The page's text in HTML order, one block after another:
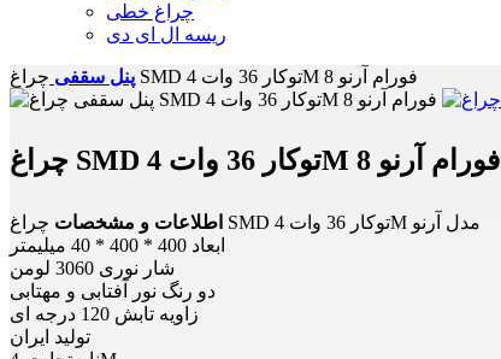
چراغ خطی
ریسه ال ای دی
پنل سقفی چراغ SMD توکار 36 وات 4M فورام آرنو 8
چراغ SMD توکار 36 وات 4M فورام آرنو 8
اطلاعات و مشخصات
چراغ SMD توکار 36 وات 4M مدل آرنو
ابعاد 400 * 400 * 40 میلیمتر
شار نوری 3060 لومن
دو رنگ نور آفتابی و مهتابی
زاویه تابش 120 درجه ای
تولید ایران